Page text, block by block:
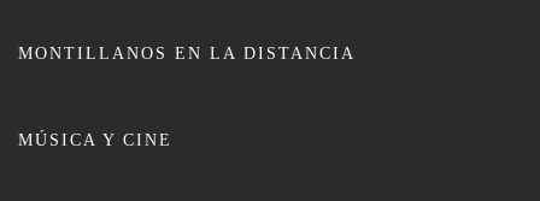
MONTILLANOS EN LA DISTANCIA
MÚSICA Y CINE
El Castillo de Montilla abre a